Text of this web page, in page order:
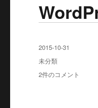
投
稿
日:
2015-10-31
カ
テ
ゴ
未分類
WordPress
2件のコメント